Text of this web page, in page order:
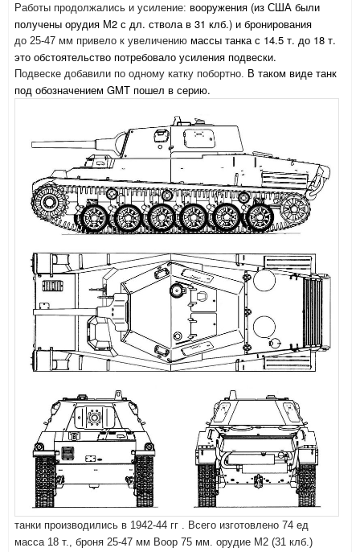
Работы продолжались и усиление: вооружения (из США были
получены орудия М2 с дл. ствола в 31 клб.) и бронирования
до 25-47 мм привело к увеличению массы танка с 14.5 т. до 18 т.
это обстоятельство потребовало усиления подвески.
Подвеске добавили по одному катку побортно. В таком виде танк
под обозначением GMT пошел в серию.
танки производились в 1942-44 гг . Всего изготовлено 74 ед
масса 18 т., броня 25-47 мм Воор 75 мм. орудие М2 (31 клб.)